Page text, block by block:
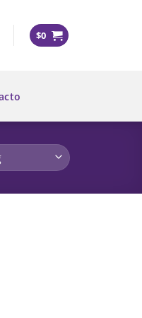
$0